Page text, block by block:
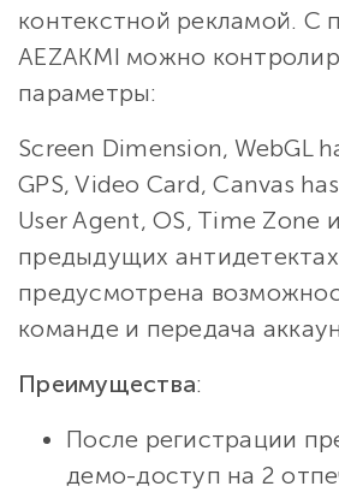
контекстной рекламой. С
AEZAKMI можно
параметры:
Screen Dimension, WebGL
GPS, Video Card, Canvas
User Agent, OS, Time Zone
предыдущих
предусмотрена
команде и передача
Преимущества:
После регистрации
демо-доступ на 2